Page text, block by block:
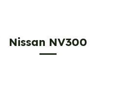
Nissan NV300